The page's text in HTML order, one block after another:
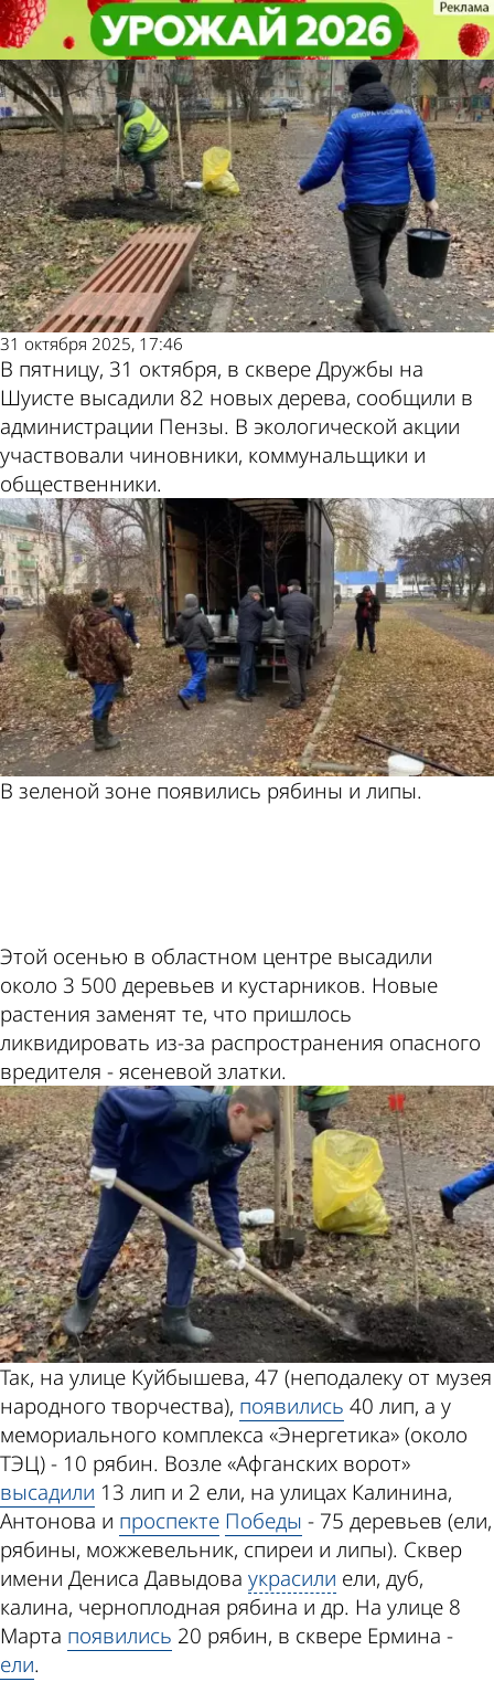
В сквере Дружбы на Шуисте
высадили новые деревья
Общество
31 октября 2025, 17:46
В пятницу, 31 октября, в сквере Дружбы на
Шуисте высадили 82 новых дерева, сообщили в
администрации Пензы. В экологической акции
участвовали чиновники, коммунальщики и
общественники.
В зеленой зоне появились рябины и липы.
Этой осенью в областном центре высадили
около 3 500 деревьев и кустарников. Новые
растения заменят те, что пришлось
ликвидировать из-за распространения опасного
вредителя - ясеневой златки.
Так, на улице Куйбышева, 47 (неподалеку от музея
народного творчества), появились 40 лип, а у
мемориального комплекса «Энергетика» (около
ТЭЦ) - 10 рябин. Возле «Афганских ворот»
высадили 13 лип и 2 ели, на улицах Калинина,
Антонова и проспекте Победы - 75 деревьев (ели,
рябины, можжевельник, спиреи и липы). Сквер
имени Дениса Давыдова украсили ели, дуб,
калина, черноплодная рябина и др. На улице 8
Марта появились 20 рябин, в сквере Ермина -
ели.
В сквере Дружбы на Шуисте
высадили новые деревья
Общество
Другие
новости по
теме
Погода и
курсы валют в
Пензе